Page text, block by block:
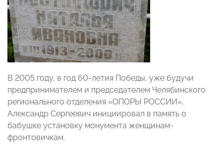
В 2005 году, в год 60-летия Победы, уже будучи
предпринимателем и председателем Челябинского
регионального отделения «ОПОРЫ РОССИИ»,
Александр Сергеевич инициировал в память о
бабушке установку монумента женщинам-
фронтовичкам.